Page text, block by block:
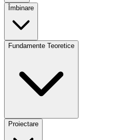
Îmbinare
Fundamente Teoretice
Proiectare